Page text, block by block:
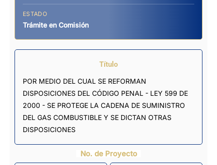
ESTADO
Trámite en Comisión
Título
POR MEDIO DEL CUAL SE REFORMAN
DISPOSICIONES DEL CÓDIGO PENAL - LEY 599 DE
2000 - SE PROTEGE LA CADENA DE SUMINISTRO
DEL GAS COMBUSTIBLE Y SE DICTAN OTRAS
DISPOSICIONES
No. de Proyecto